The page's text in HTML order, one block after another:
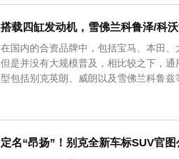
搭载四缸发动机，雪佛兰科鲁泽/科
在国内的合资品牌中，包括宝马、本田、
但是并没有大规模普及，相比较之下，
型包括别克英朗、威朗以及雪佛兰科鲁
术实力再好，也难以弥补消费者对三缸
阻后，上汽通用考虑在国内在推行“三缸
定名“昂扬”！别克全新车标SUV官图